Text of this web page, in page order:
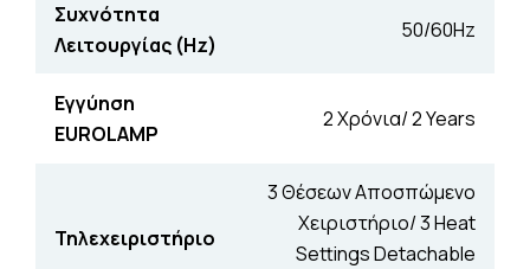
Συχνότητα
Λειτουργίας (Hz)
50/60Hz
Εγγύηση
EUROLAMP
2 Χρόνια/ 2 Years
Τηλεχειριστήριο
3 Θέσεων Αποσπώμενο
Χειριστήριο/ 3 Heat
Settings Detachable